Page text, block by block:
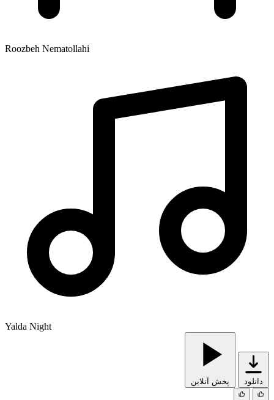
Roozbeh Nematollahi
Yalda Night
دانلود پخش آنلاین